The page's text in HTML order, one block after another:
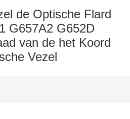
de Optische Flard
G657A2 G652D
van de het Koord
Vezel